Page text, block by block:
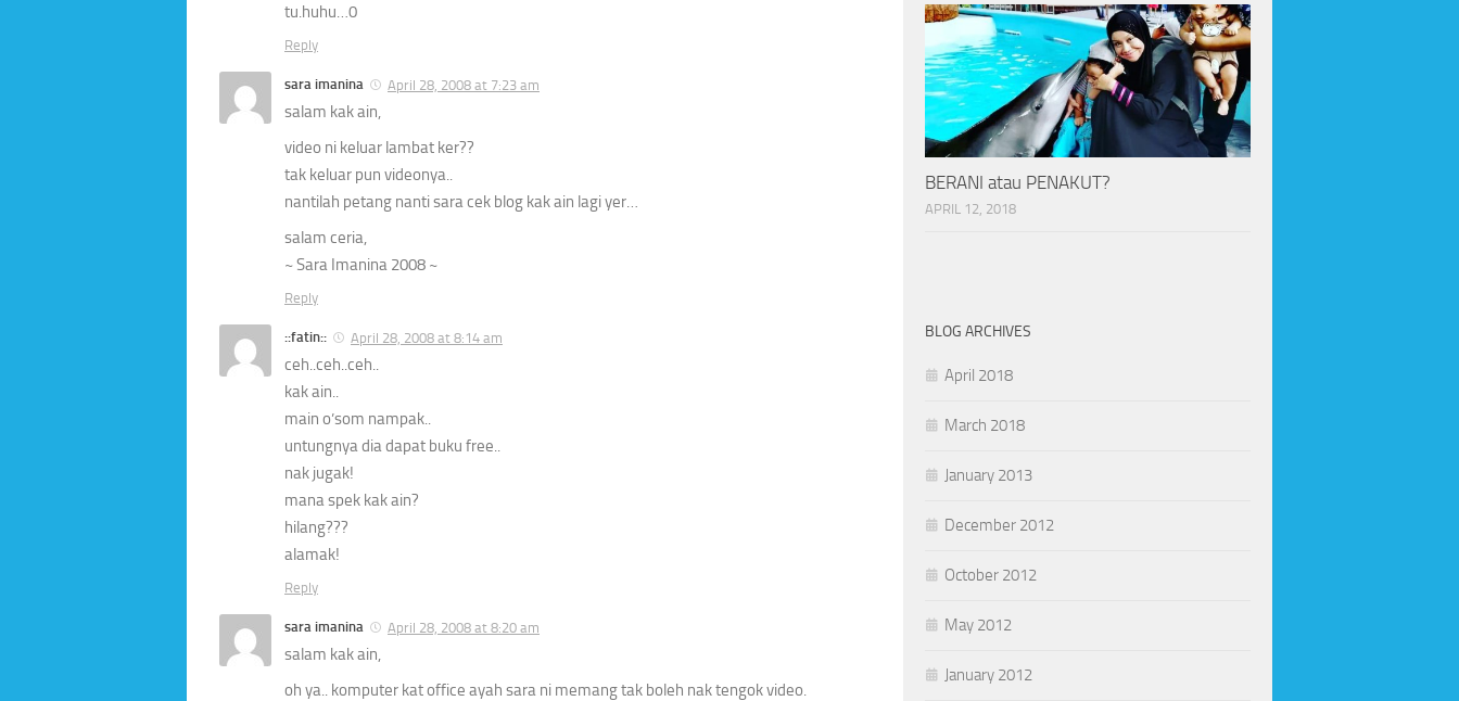
tu.huhu…0
Reply
sara imanina April 28, 2008 at 7:23 am
salam kak ain,
video ni keluar lambat ker??
tak keluar pun videonya..
nantilah petang nanti sara cek blog kak ain lagi yer…
salam ceria,
~ Sara Imanina 2008 ~
Reply
::fatin:: April 28, 2008 at 8:14 am
ceh..ceh..ceh..
kak ain..
main o’som nampak..
untungnya dia dapat buku free..
nak jugak!
mana spek kak ain?
hilang???
alamak!
Reply
sara imanina April 28, 2008 at 8:20 am
salam kak ain,
oh ya.. komputer kat office ayah sara ni memang tak boleh nak tengok video.
BERANI atau PENAKUT?
APRIL 12, 2018
BLOG ARCHIVES
April 2018
March 2018
January 2013
December 2012
October 2012
May 2012
January 2012